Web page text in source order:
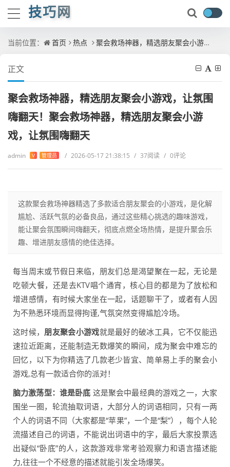
技巧网
当前位置： 首页 热点 聚会救场神器，精选朋友聚会小游戏，让氛围嗨翻天！聚会救场神器，精选朋友聚会小游戏，让氛围嗨翻天
正文
聚会救场神器，精选朋友聚会小游戏，让氛围
嗨翻天！聚会救场神器，精选朋友聚会小游
戏，让氛围嗨翻天
admin V 管理员 / 2026-05-17 21:38:15 / 37阅读 / 0评论
这款聚会救场神器精选了多款适合朋友聚会的小游戏，是化解
尴尬、活跃气氛的必备良品，通过这些精心挑选的趣味游戏，
能让聚会氛围瞬间嗨翻天，彻底点燃全场热情，是提升聚会乐
趣、增进朋友感情的绝佳选择。
每当周末或节假日来临，朋友们总是渴望聚在一起，无论是
吃顿大餐，还是去KTV唱个通宵，核心目的都是为了放松和
增进感情，有时候大家坐在一起，话题聊干了，或者有人因
为不熟悉环境而显得拘谨,气氛突然变得尴尬冷场。
这时候， 朋友聚会小游戏就是最好的破冰工具，它不仅能迅
速拉近距离，还能制造无数爆笑的瞬间，成为聚会中难忘的
回忆，以下为你精选了几款老少皆宜、简单易上手的聚会小
游戏,总有一款适合你的派对！
脑力激荡型：谁是卧底 这是聚会中最经典的游戏之一，大家
围坐一圈，轮流抽取词语，大部分人的词语相同，只有一两
个人的词语不同（大家都是“苹果”，一个是“梨”），每个人轮
流描述自己的词语，不能说出词语中的字，最后大家投票选
出疑似“卧底”的人，这款游戏非常考验观察力和语言描述能
力,往往一个不经意的描述就能引发全场爆笑。